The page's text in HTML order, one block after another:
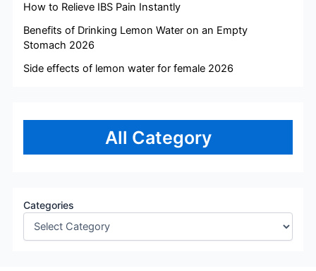
How to Relieve IBS Pain Instantly
Benefits of Drinking Lemon Water on an Empty
Stomach 2026
Side effects of lemon water for female 2026
All Category
Categories